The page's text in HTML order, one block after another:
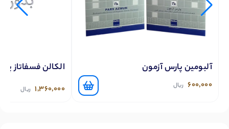
آلبومین پارس آزمون
600,000 ریال
الکالن فسفاتاز
1,360,000 ریال